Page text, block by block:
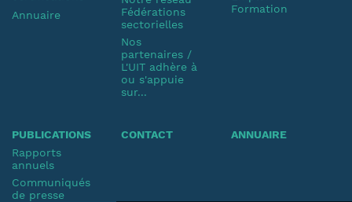
Annuaire
Fédérations
sectorielles
Nos
partenaires /
L'UIT adhère à
ou s'appuie
sur...
Formation
PUBLICATIONS
Rapports
annuels
Communiqués
de presse
CONTACT ANNUAIRE